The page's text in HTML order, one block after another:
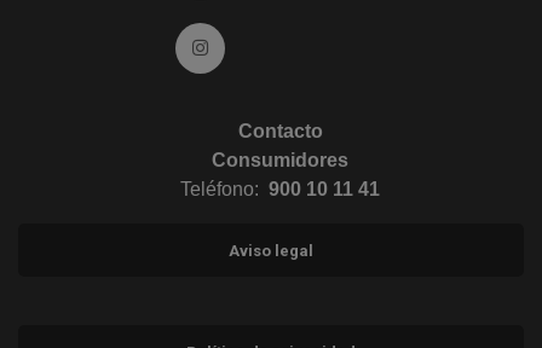
Ir a Instagram (abre en ventana nueva)
Contacto
Consumidores
Teléfono: 900 10 11 41
Aviso legal